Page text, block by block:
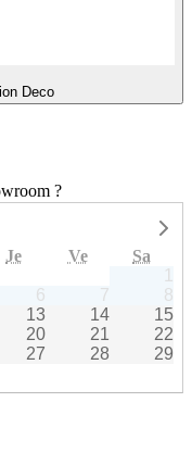
Deco
?
Je Ve
Sa
1
6 7
8
13 14
15
20 21
22
27 28
29